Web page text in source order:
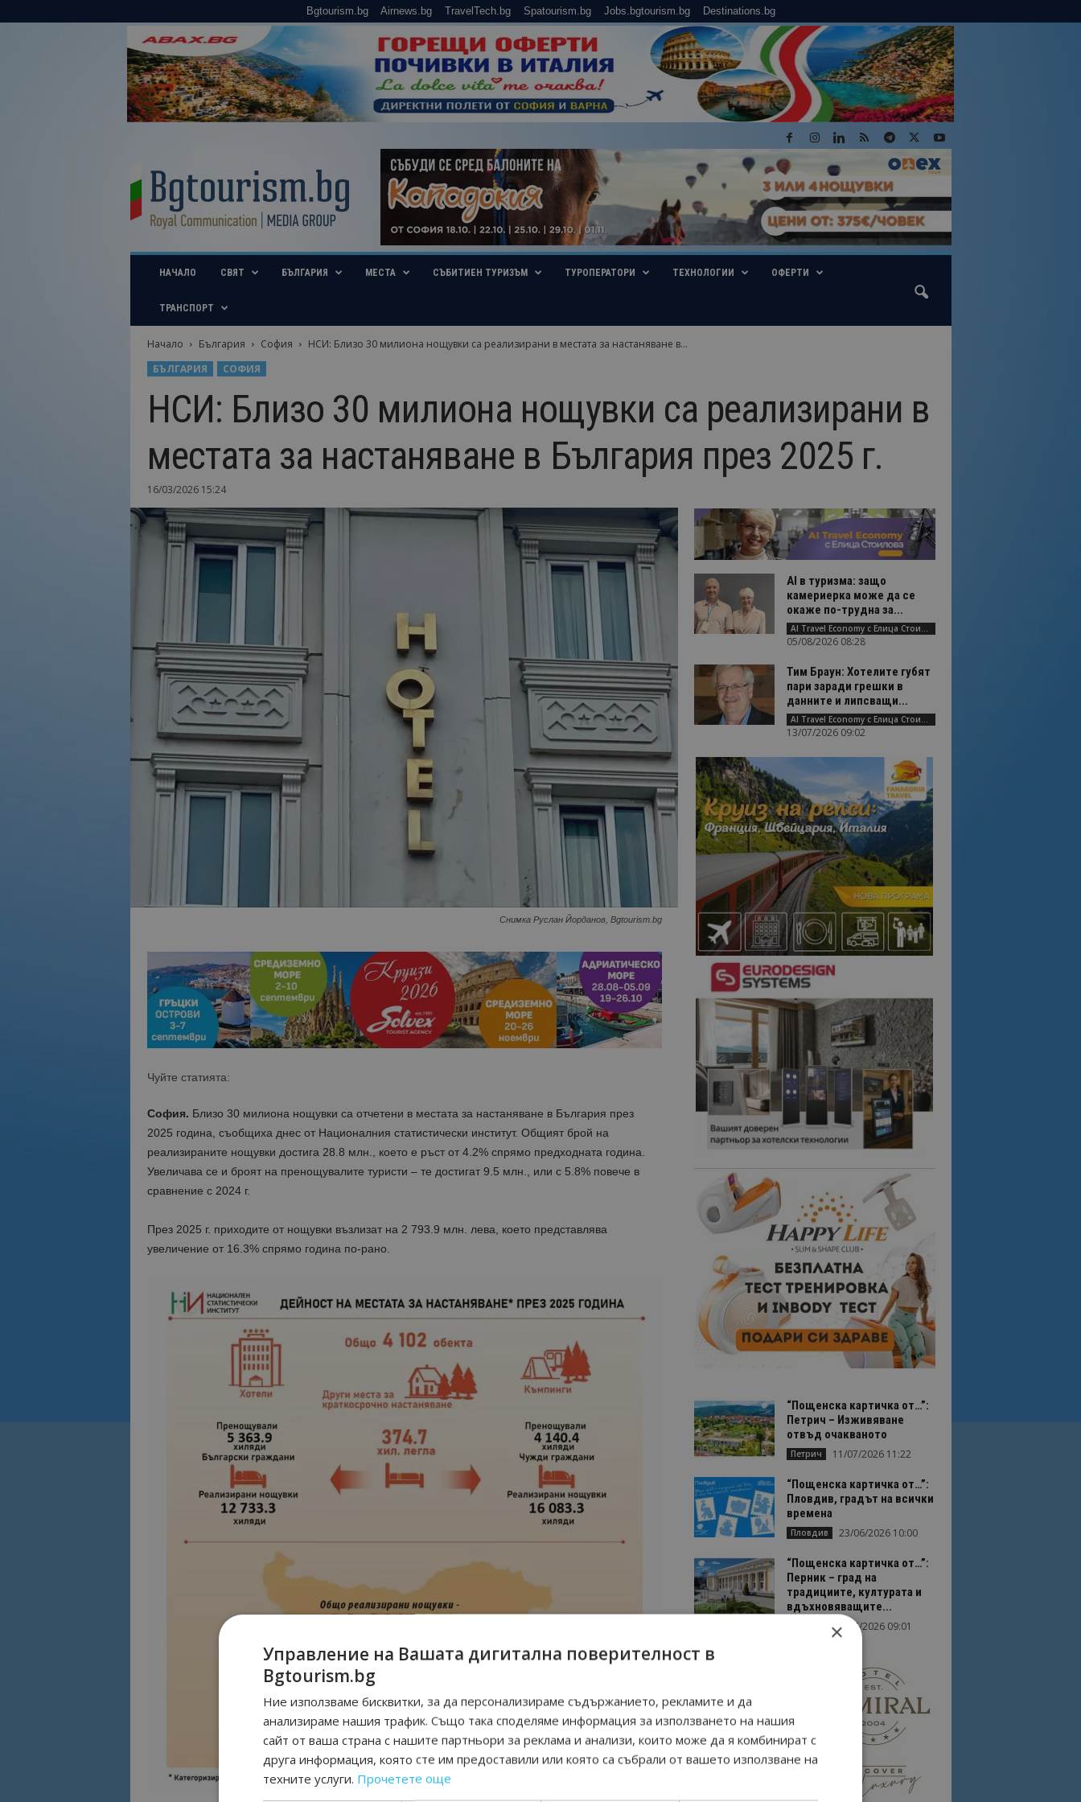
Bgtourism.bg Airnews.bg TravelTech.bg Spatourism.bg Jobs.bgtourism.bg Destinations.bg
u
i
b
о
т
и
!
НАЧАЛО СВЯТ БЪЛГАРИЯ МЕСТА СЪБИТИЕН ТУРИЗЪМ ТУРОПЕРАТОРИ ТЕХНОЛОГИИ ОФЕРТИ
ТРАНСПОРТ
Начало България София
НСИ: Близо 30 милиона нощувки са реализирани в местата за настаняване в...
БЪЛГАРИЯ
СОФИЯ
НСИ: Близо 30 милиона нощувки са реализирани в
местата за настаняване в България през 2025 г.
16/03/2026 15:24
Снимка Руслан Йорданов, Bgtourism.bg
Чуйте статията:
София. Близо 30 милиона нощувки са отчетени в местата за настаняване в България през
2025 година, съобщиха днес от Националния статистически институт. Общият брой на
реализираните нощувки достига 28.8 млн., което е ръст от 4.2% спрямо предходната година.
Увеличава се и броят на пренощувалите туристи – те достигат 9.5 млн., или с 5.8% повече в
сравнение с 2024 г.
През 2025 г. приходите от нощувки възлизат на 2 793.9 млн. лева, което представлява
увеличение от 16.3% спрямо година по-рано.
AI в туризма: защо
камериерка може да се
окаже по-трудна за...
AI Travel Economy с Елица Стоилова
05/08/2026 08:28
Тим Браун: Хотелите губят
пари заради грешки в
данните и липсващи...
AI Travel Economy с Елица Стоилова
13/07/2026 09:02
“Пощенска картичка от…”:
Петрич – Изживяване
отвъд очакваното
Петрич 11/07/2026 11:22
“Пощенска картичка от…”:
Пловдив, градът на всички
времена
Пловдив 23/06/2026 10:00
“Пощенска картичка от…”:
Перник – град на
традициите, културата и
вдъхновяващите...
17/06/2026 09:01
×
Управление на Вашата дигитална поверителност в
Bgtourism.bg
Ние използваме бисквитки, за да персонализираме съдържанието, рекламите и да
анализираме нашия трафик. Също така споделяме информация за използването на нашия
сайт от ваша страна с нашите партньори за реклама и анализи, които може да я комбинират с
друга информация, която сте им предоставили или която са събрали от вашето използване на
техните услуги. Прочетете още